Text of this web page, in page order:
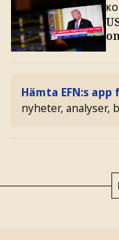
Hämta EFN:s
nyheter, analyser,